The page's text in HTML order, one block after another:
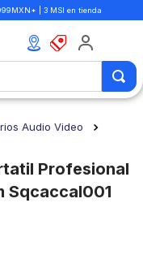
| 3 MSI en tienda
Audio Video
Profesional
Sqcaccal001